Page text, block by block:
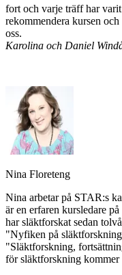
fort och varje träff har
rekommendera kursen
oss.
Karolina och Daniel
Nina Floreteng
Nina arbetar på STAR:s
är en erfaren kursledare
har släktforskat sedan
"Nyfiken på
"Släktforskning,
för släktforskning kommer